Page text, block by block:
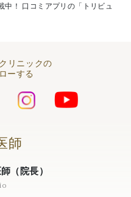
中！ 口コミアプリの「トリビュ
リニックの
ーする
師
（院長）